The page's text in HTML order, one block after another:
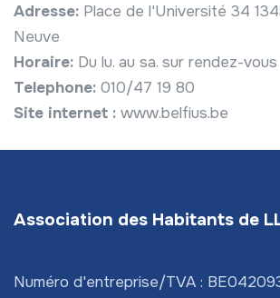
Adresse: Place de l'Université 34
Neuve
Horaire: Du lu. au sa. sur rendez-vous
Telephone: 010/47 19 80
Site internet : www.belfius.be
Association des Habitants de
Numéro d'entreprise/TVA :